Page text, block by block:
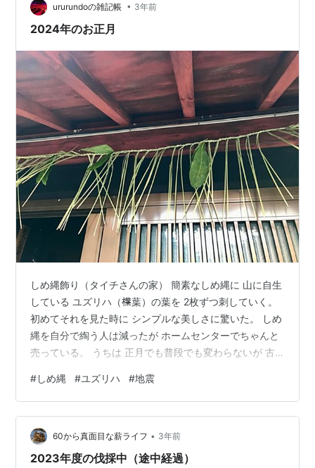
真は以前にもらったもの）。 購入するくらいなら家で育
てたほうがいいと、ずっと思っていましたが、柿はもう
ururundoの雑記帳 • 3年前
2024年のお正月
しめ縄飾り（タイチさんの家） 簡素なしめ縄に 山に自生
している ユズリハ（𣜿葉）の葉を 2枚ずつ刺していく。
初めてそれを見た時に シンプルな美しさに驚いた。 しめ
縄を自分で綯う人は減ったが ホームセンターでちゃんと
売っている。 うちは 正月でも普段でも変わらないが 古
う。 今年は 雪のない正月三が日だった。 雪かきをしな
くていいのは こんなに楽なのかと思う。 一日に 「小
屋」の壁に掛かっている市の防災無線が 激しくアラート
サイレンを鳴らし地震を告げた。 と同時に ガタガタと音
を立てて揺れた。 震度４ うちはそれだけで終わった。
#しめ縄 #ユズリハ #地震
60から真面目な薪ライフ • 3年前
2023年度の伐採中（途中経過）